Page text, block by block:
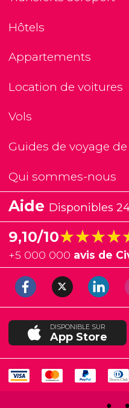
Hôtels
Appartements
Location de voitures
Vols
Guides de voyage
Qui sommes-nous
Aide Disponibles
9,10/10
+5 000 000 avis de
DISPONIBLE SUR
App Store